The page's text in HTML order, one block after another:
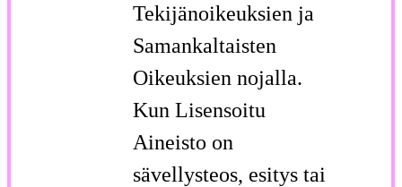
Tekijänoikeuksien ja
Samankaltaisten
Oikeuksien nojalla.
Kun Lisensoitu
Aineisto on
sävellysteos, esitys tai